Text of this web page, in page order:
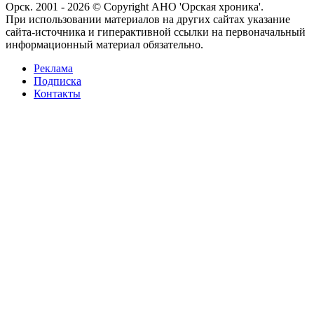
Орск. 2001 - 2026 © Copyright АНО 'Орская хроника'.
При использовании материалов на других сайтах указание
сайта-источника и гиперактивной ссылки на первоначальный
информационный материал обязательно.
Реклама
Подписка
Контакты